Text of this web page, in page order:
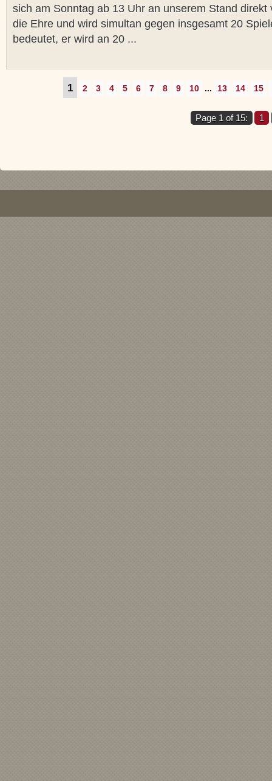
sich am Sonntag ab 13 Uhr an unserem Stand direkt
die Ehre und wird simultan gegen insgesamt 20
bedeutet, er wird an 20 ...
1 2 3 4 5 6 7 8 9 10 ... 13 14 15
Page 1 of 15: 1